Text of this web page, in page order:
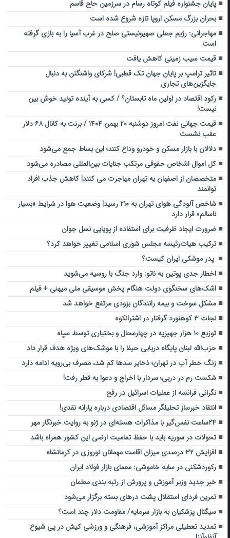
پایان جشنواره فیلم کوتاه رسام در سرزمین حاج قاسم
بحران بزرگ مسکن اروپا تازه شروع شده است
مهاجرانی: رژیم جعلی صهیونیستی صلح در غرب آسیا را به بازی گرفته
است
قیمت سیب زمینی کاهش یافت
تاثیر ترامپ بر پایان جهان تک قطبی| شرکای واشنگتن به دنبال
جایگزین‌های تجاری
رکود اقتصاد در اولین ماه تابستان؟ / کسی به آینده تولید خوش بین
نیست!
قیمت جهانی نفت امروز دوشنبه ۲۰ بهمن ۱۴۰۴ / برنت به کانال ۶۸ دلار
عقب نشست
دلالان با بازار مسکن و خودرو وداع کنند؛ این بساط جمع می‌شود
کل اموال اشخاص حقوقی مرتکب جنایات بین‌المللی مصادره می‌شود
متخصصان از اصفهان به تهران مهاجرت می کنند| کاهش جذب افراد
توانمند
شاخص آلودگی هوای تهران به ۲۱۰ رسید| وضعیت هوا در شرایط «بسیار
ناسالم» قرار دارد
ضرورت ایجاد ظرفیت برای استفاده از پویایی نسل جوان
ترکیب هیات‌رئیسه مجلس شوری اسلامی تغییر خواهد کرد؟
پدر موشکی ایران کیست؟
اخطار جدی پوتین به ناتو: وارد جنگ با روسیه می‌شوید
اشک‌های سخنگوی دولت هنگام پخش موسیقی ملی میهنی + فیلم
مشکل سوخت و بیمه رانندگان بزودی مرتفع خواهد شد
نجات ۳ کوهنورد گرفتار در اشترانکوه
توزیع ۱۰ هزار جهیزیه در چهارمحال و بختیاری توسط سپاه
حزب‌الله لبنان پایگاه دریایی حیفا را با موشک‌های ویژه هدف قرار داد
زنگ خطر آب در تهران؛ ذخایر سدها کم شد، مصرف بی‌رویه ادامه دارد
شکست رم در دربی؛ سردار با اخراج و دعوا به قطر رفت!
نگرانی فرانسه از عملیات اسرائیل در رفح
انتقاد خبرساز تحلیلگر مسائل اقتصادی درباره یارانه نقدی!
۲۴ساعت نفس‌گیر با مذاکرات هسته‌ای در ژنو به روایت خبرنگار مهر
تحولات در سوریه باید با حفظ تمامیت ارضی این کشور همراه باشد
افزایش ۳۲ درصدی میزان اقامت مهمانان نوروزی در کرمانشاه
رکوردشکنی در سایه خاموشی: معمای بازار فولاد ایران
خبر جدید وزیر آموزش و پرورش از رتبه بندی معلمان
تمرین فردای استقلال پشت درهای بسته برگزار می‌شود
سیگنال پزشکیان به بازار سرمایه/ مقاومت دلار چند است؟
تمدید تعطیلی مراکز آموزشی، فرهنگی و ورزشی کیش در پی شیوع